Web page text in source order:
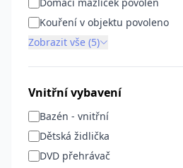
Kouření v objektu povoleno
Zobrazit vše (5)
Vnitřní vybavení
Bazén - vnitřní
Dětská židlička
DVD přehrávač